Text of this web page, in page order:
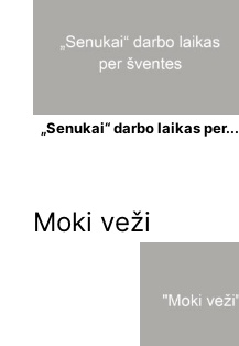
„Senukai“ darbo laikas per...
Moki veži